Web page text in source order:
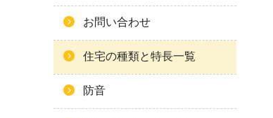
お問い合わせ
住宅の種類と特長一覧
防音